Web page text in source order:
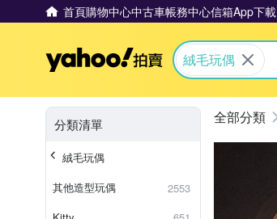
首頁購物中心中古車帳務中心信箱App下載
Yahoo拍賣
絨毛玩偶
分類清單
絨毛玩偶
其他造型玩偶
2553